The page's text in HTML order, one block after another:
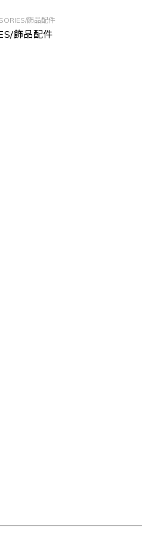
飾品配件
飾品配件